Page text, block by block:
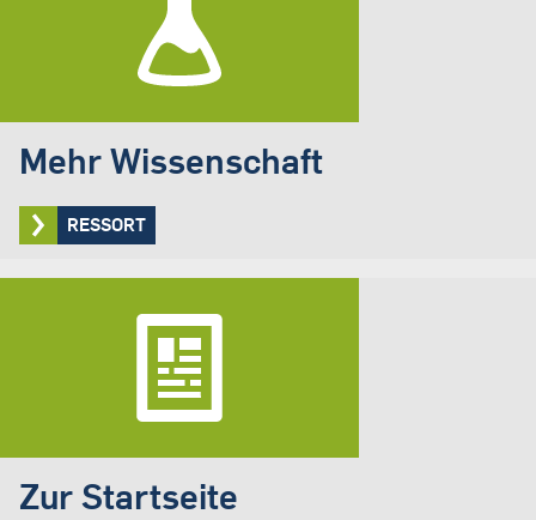
Mehr Wissenschaft
RESSORT
Zur Startseite